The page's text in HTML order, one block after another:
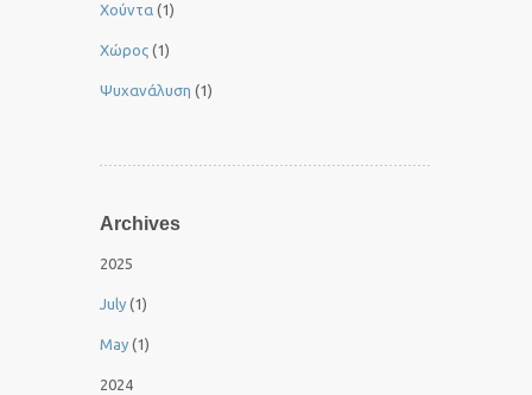
Χούντα (1)
Χώρος (1)
Ψυχανάλυση (1)
Archives
2025
July (1)
May (1)
2024